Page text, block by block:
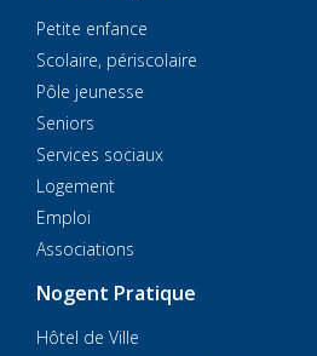
Petite enfance
Scolaire, périscolaire
Pôle jeunesse
Seniors
Services sociaux
Logement
Emploi
Associations
Nogent Pratique
Hôtel de Ville